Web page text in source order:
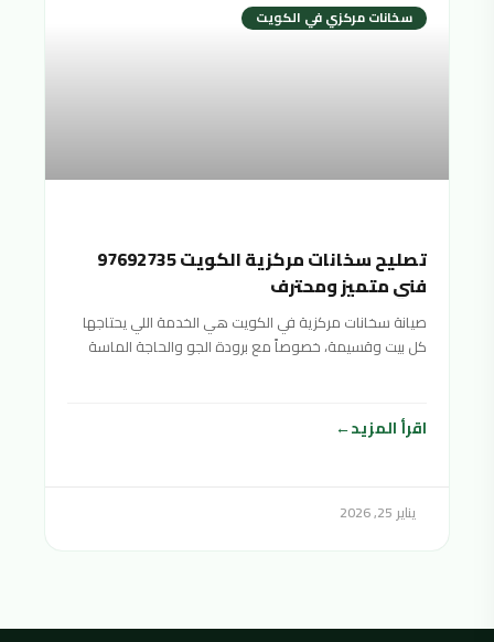
سخانات مركزي في الكويت
تصليح سخانات مركزية الكويت 97692735
فني متميز ومحترف
صيانة سخانات مركزية في الكويت هي الخدمة اللي يحتاجها
كل بيت وقسيمة، خصوصاً مع برودة الجو والحاجة الماسة
اقرأ المزيد
يناير 25, 2026